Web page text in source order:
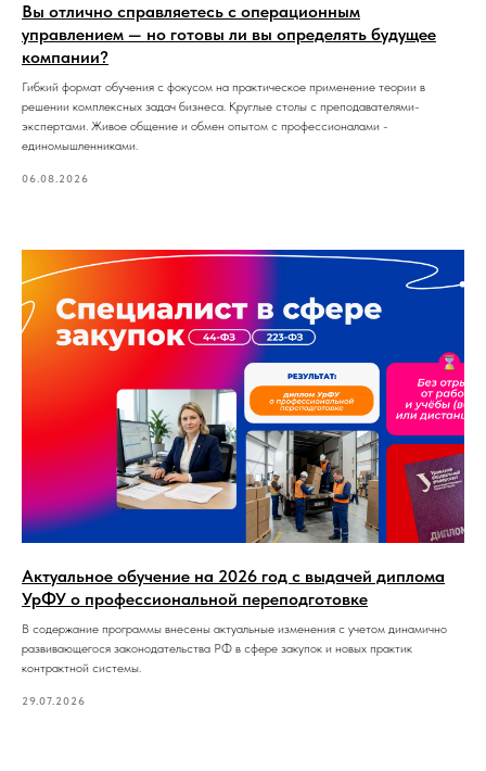
Вы отлично справляетесь с операционным
управлением — но готовы ли вы определять будущее
компании?
Гибкий формат обучения с фокусом на практическое применение теории в
решении комплексных задач бизнеса. Круглые столы с преподавателями-
экспертами. Живое общение и обмен опытом с профессионалами -
единомышленниками.
06.08.2026
Актуальное обучение на 2026 год с выдачей диплома
УрФУ о профессиональной переподготовке
В содержание программы внесены актуальные изменения с учетом динамично
развивающегося законодательства РФ в сфере закупок и новых практик
контрактной системы.
29.07.2026